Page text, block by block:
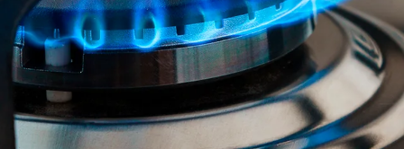
A UN PRECIO IMBATIBLE!